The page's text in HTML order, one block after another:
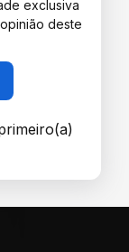
exclusiva
deste